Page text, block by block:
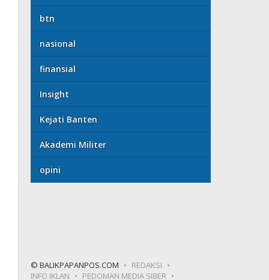
btn
nasional
finansial
Insight
Kejati Banten
Akademi Militer
opini
© BALIKPAPANPOS.COM
REDAKSI
INFO IKLAN
PEDOMAN MEDIA SIBER